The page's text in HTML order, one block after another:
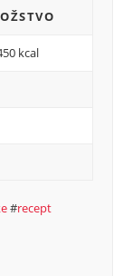
kcal
#recept